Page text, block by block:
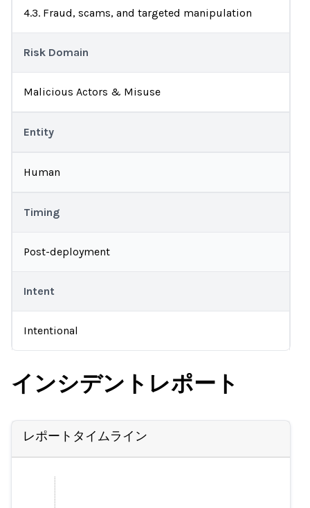
4.3. Fraud, scams, and targeted manipulation
Risk Domain
Malicious Actors & Misuse
Entity
Human
Timing
Post-deployment
Intent
Intentional
インシデントレポート
レポートタイムライン